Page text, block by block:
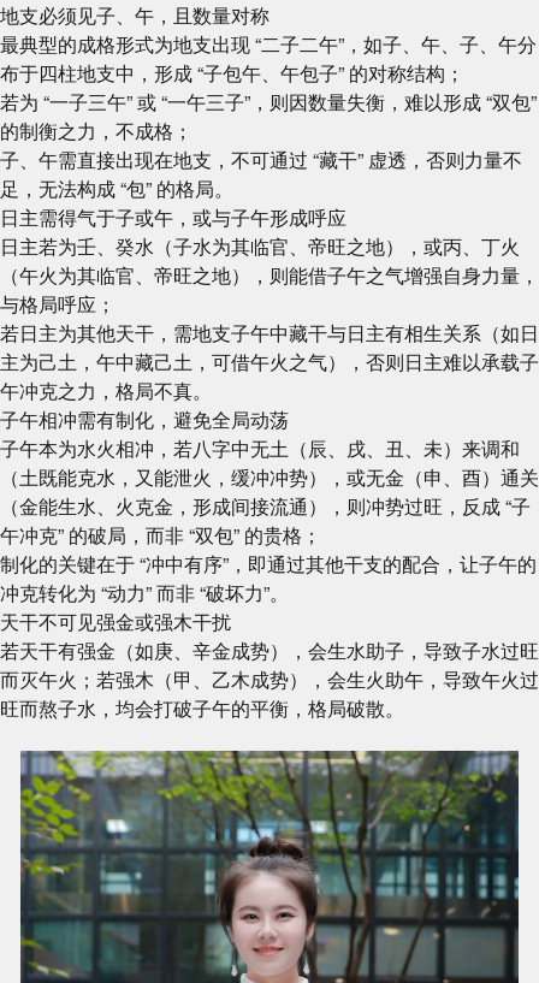
地支必须见子、午，且数量对称
最典型的成格形式为地支出现 “二子二午”，如子、午、子、午分
布于四柱地支中，形成 “子包午、午包子” 的对称结构；
若为 “一子三午” 或 “一午三子”，则因数量失衡，难以形成 “双包”
的制衡之力，不成格；
子、午需直接出现在地支，不可通过 “藏干” 虚透，否则力量不
足，无法构成 “包” 的格局。
日主需得气于子或午，或与子午形成呼应
日主若为壬、癸水（子水为其临官、帝旺之地），或丙、丁火
（午火为其临官、帝旺之地），则能借子午之气增强自身力量，
与格局呼应；
若日主为其他天干，需地支子午中藏干与日主有相生关系（如日
主为己土，午中藏己土，可借午火之气），否则日主难以承载子
午冲克之力，格局不真。
子午相冲需有制化，避免全局动荡
子午本为水火相冲，若八字中无土（辰、戌、丑、未）来调和
（土既能克水，又能泄火，缓冲冲势），或无金（申、酉）通关
（金能生水、火克金，形成间接流通），则冲势过旺，反成 “子
午冲克” 的破局，而非 “双包” 的贵格；
制化的关键在于 “冲中有序”，即通过其他干支的配合，让子午的
冲克转化为 “动力” 而非 “破坏力”。
天干不可见强金或强木干扰
若天干有强金（如庚、辛金成势），会生水助子，导致子水过旺
而灭午火；若强木（甲、乙木成势），会生火助午，导致午火过
旺而熬子水，均会打破子午的平衡，格局破散。